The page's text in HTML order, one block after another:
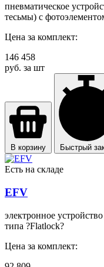
пневматическое
тесьмы) с
Цена за комплект:
146 458
руб. за шт
В корзину Быстрый
Есть на складе
EFV
электронное
типа ?Flatlock?
Цена за комплект: